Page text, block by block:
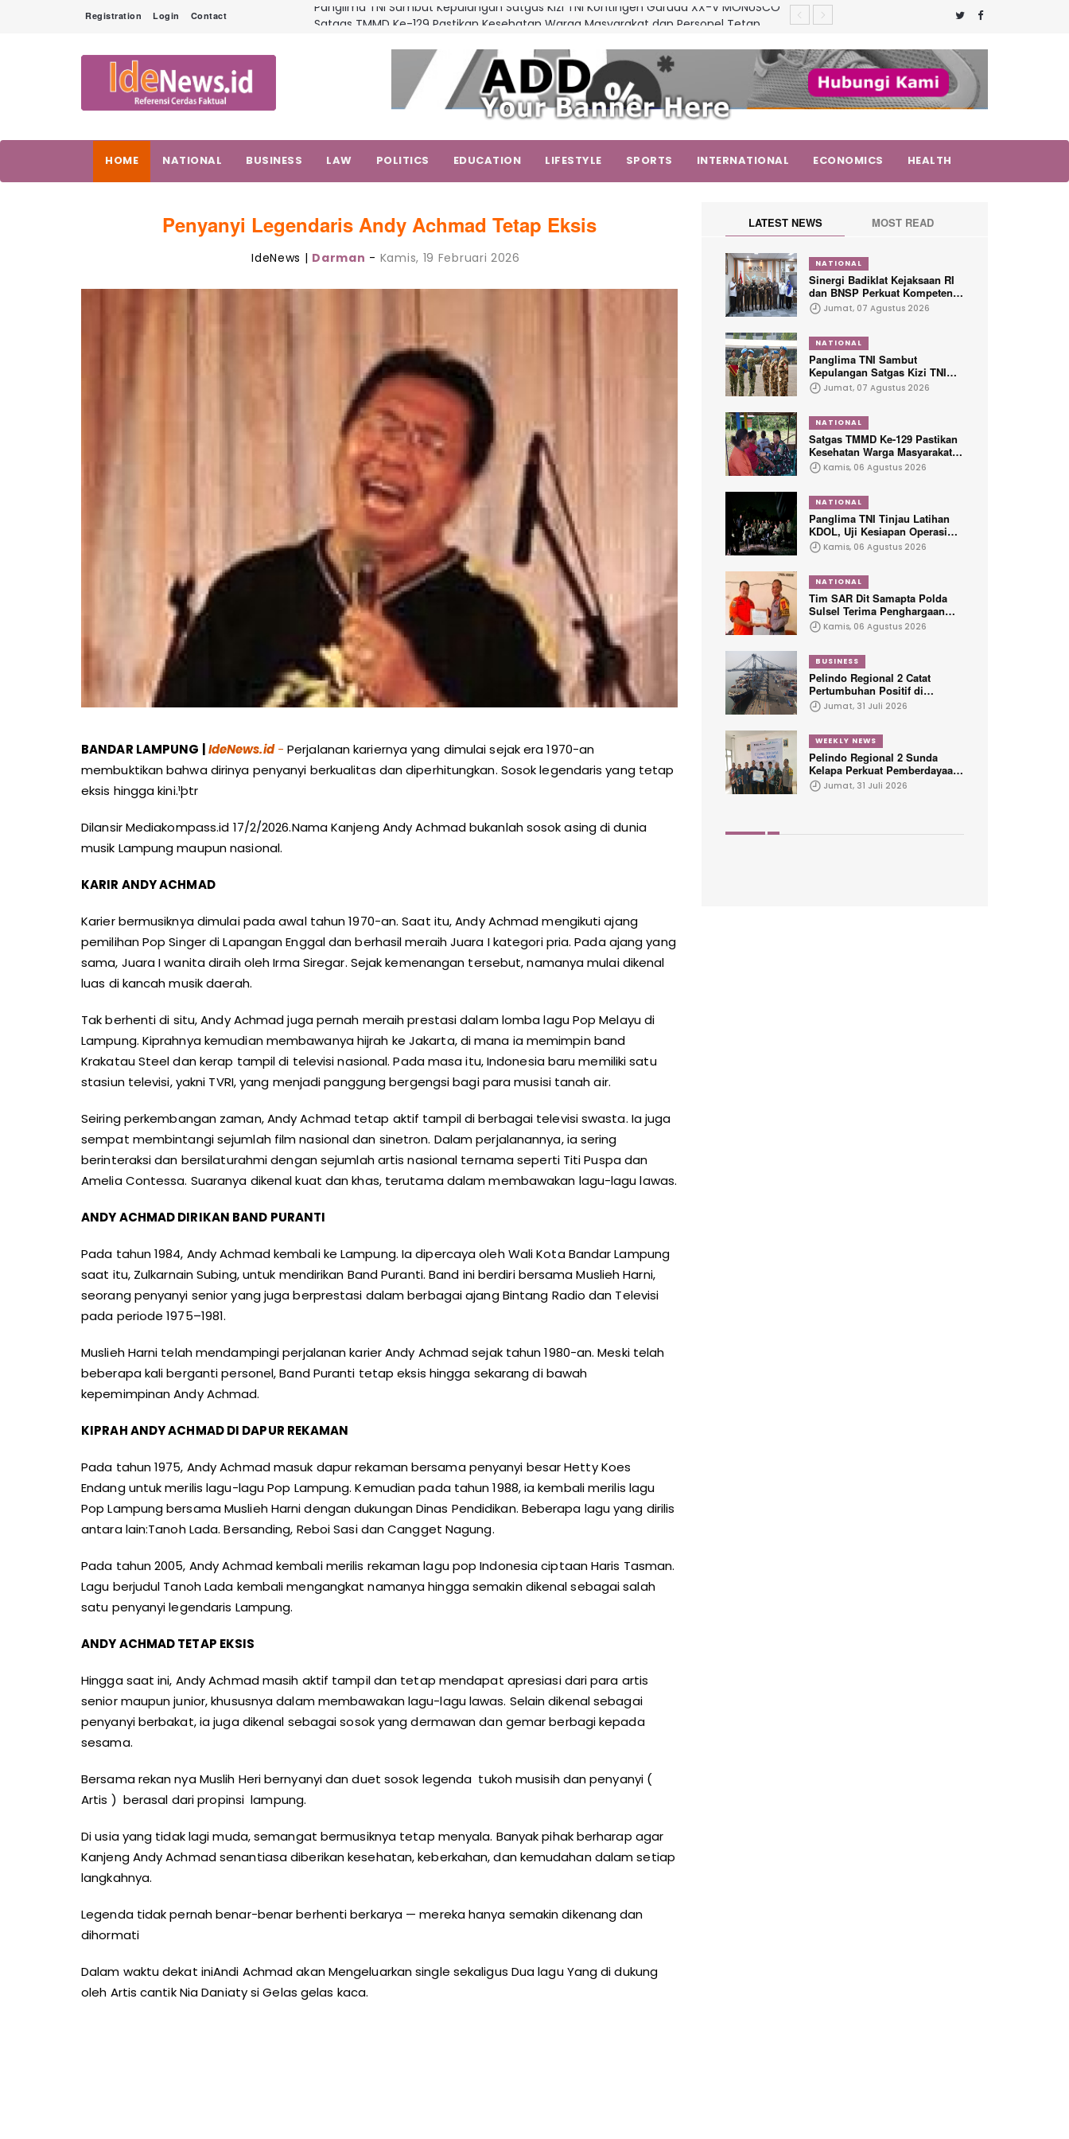
Registration Login Contact
Satgas TMMD Ke-129 Pastikan Kesehatan Warga Masyarakat dan Personel Tetap
Panglima TNI Tinjau Latihan KDOL, Uji Kesiapan Operasi Lintas Udara dalam Latihan
Terintegrasi TNI 2026
Tim SAR Dit Samapta Polda Sulsel Terima Penghargaan dari Basarnas
Sinergi Badiklat Kejaksaan RI dan BNSP Perkuat Kompetensi Jaksa Melalui Sertifikasi
HOME NATIONAL BUSINESS LAW POLITICS EDUCATION LIFESTYLE SPORTS INTERNATIONAL ECONOMICS HEALTH
Penyanyi Legendaris Andy Achmad Tetap Eksis
IdeNews | Darman - Kamis, 19 Februari 2026
BANDAR LAMPUNG |IdeNews.id- Perjalanan kariernya yang dimulai sejak era 1970-an
membuktikan bahwa dirinya penyanyi berkualitas dan diperhitungkan. Sosok legendaris yang tetap
eksis hingga kini.¹þtr
Dilansir Mediakompass.id 17/2/2026.Nama Kanjeng Andy Achmad bukanlah sosok asing di dunia
musik Lampung maupun nasional.
KARIR ANDY ACHMAD
Karier bermusiknya dimulai pada awal tahun 1970-an. Saat itu, Andy Achmad mengikuti ajang
pemilihan Pop Singer di Lapangan Enggal dan berhasil meraih Juara I kategori pria. Pada ajang yang
sama, Juara I wanita diraih oleh Irma Siregar. Sejak kemenangan tersebut, namanya mulai dikenal
luas di kancah musik daerah.
Tak berhenti di situ, Andy Achmad juga pernah meraih prestasi dalam lomba lagu Pop Melayu di
Lampung. Kiprahnya kemudian membawanya hijrah ke Jakarta, di mana ia memimpin band
Krakatau Steel dan kerap tampil di televisi nasional. Pada masa itu, Indonesia baru memiliki satu
stasiun televisi, yakni TVRI, yang menjadi panggung bergengsi bagi para musisi tanah air.
Seiring perkembangan zaman, Andy Achmad tetap aktif tampil di berbagai televisi swasta. Ia juga
sempat membintangi sejumlah film nasional dan sinetron. Dalam perjalanannya, ia sering
berinteraksi dan bersilaturahmi dengan sejumlah artis nasional ternama seperti Titi Puspa dan
Amelia Contessa. Suaranya dikenal kuat dan khas, terutama dalam membawakan lagu-lagu lawas.
ANDYACHMAD DIRIKAN BAND PURANTI
Pada tahun 1984, Andy Achmad kembali ke Lampung. Ia dipercaya oleh Wali Kota Bandar Lampung
saat itu, Zulkarnain Subing, untuk mendirikan Band Puranti. Band ini berdiri bersama Muslieh Harni,
seorang penyanyi senior yang juga berprestasi dalam berbagai ajang Bintang Radio dan Televisi
pada periode 1975–1981.
Muslieh Harni telah mendampingi perjalanan karier Andy Achmad sejak tahun 1980-an. Meski telah
beberapa kali berganti personel, Band Puranti tetap eksis hingga sekarang di bawah
kepemimpinan Andy Achmad.
KIPRAHANDY ACHMAD DI DAPUR REKAMAN
Pada tahun 1975, Andy Achmad masuk dapur rekaman bersama penyanyi besar Hetty Koes
Endang untuk merilis lagu-lagu Pop Lampung. Kemudian pada tahun 1988, ia kembali merilis lagu
Pop Lampung bersama Muslieh Harni dengan dukungan Dinas Pendidikan. Beberapa lagu yang dirilis
antara lain:Tanoh Lada. Bersanding, Reboi Sasi dan Cangget Nagung.
Pada tahun 2005, Andy Achmad kembali merilis rekaman lagu pop Indonesia ciptaan Haris Tasman.
Lagu berjudul Tanoh Lada kembali mengangkat namanya hingga semakin dikenal sebagai salah
satu penyanyi legendaris Lampung.
ANDY ACHMAD TETAP EKSIS
Hingga saat ini, Andy Achmad masih aktif tampil dan tetap mendapat apresiasi dari para artis
senior maupun junior, khususnya dalam membawakan lagu-lagu lawas. Selain dikenal sebagai
penyanyi berbakat, ia juga dikenal sebagai sosok yang dermawan dan gemar berbagi kepada
sesama.
Bersama rekan nya Muslih Heri bernyanyi dan duet sosok legenda tukoh musisih dan penyanyi (
Artis ) berasal dari propinsi lampung.
Di usia yang tidak lagi muda, semangat bermusiknya tetap menyala. Banyak pihak berharap agar
Kanjeng Andy Achmad senantiasa diberikan kesehatan, keberkahan, dan kemudahan dalam setiap
langkahnya.
Legenda tidak pernah benar-benar berhenti berkarya — mereka hanya semakin dikenang dan
dihormati
Dalam waktu dekat iniAndi Achmad akan Mengeluarkan single sekaligus Dua lagu Yang di dukung
oleh Artis cantik Nia Daniaty si Gelas gelas kaca.
LATEST NEWS MOST READ
NATIONAL
Sinergi Badiklat Kejaksaan RI
dan BNSP Perkuat Kompetensi
Jaksa Melalui Sertifikasi
Profesional
Jumat, 07 Agustus 2026
NATIONAL
Panglima TNI Sambut
Kepulangan Satgas Kizi TNI
Kontingen Garuda XX-V
MONUSCO
Jumat, 07 Agustus 2026
NATIONAL
Satgas TMMD Ke-129 Pastikan
Kesehatan Warga Masyarakat
dan Personel Tetap Prima
Demi Suksesnya TMMD di
Kamis, 06 Agustus 2026
NATIONAL
Panglima TNI Tinjau Latihan
KDOL, Uji Kesiapan Operasi
Lintas Udara dalam Latihan
Terintegrasi TNI 2026
Kamis, 06 Agustus 2026
NATIONAL
Tim SAR Dit Samapta Polda
Sulsel Terima Penghargaan
dari Basarnas
Kamis, 06 Agustus 2026
BUSINESS
Pelindo Regional 2 Catat
Pertumbuhan Positif di
Seluruh Lini Layanan
Kepelabuhanan
Jumat, 31 Juli 2026
WEEKLY NEWS
Pelindo Regional 2 Sunda
Kelapa Perkuat Pemberdayaan
Ekonomi Penyandang
Disabilitas Melalui Program
Jumat, 31 Juli 2026